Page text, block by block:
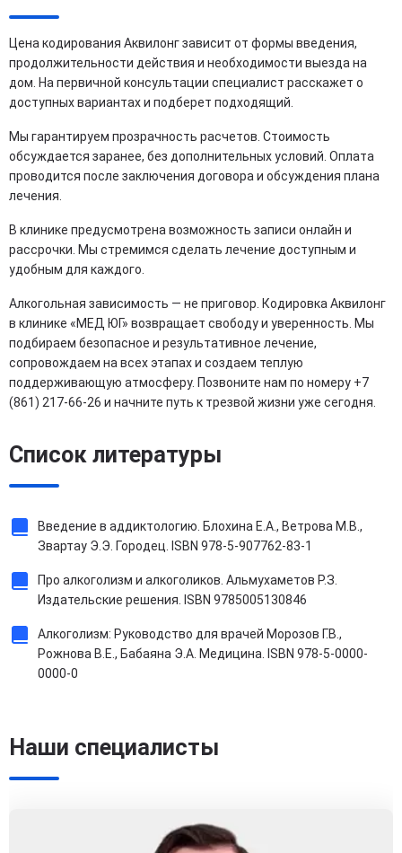
Цена кодирования Аквилонг зависит от формы введения,
продолжительности действия и необходимости выезда на
дом. На первичной консультации специалист расскажет о
доступных вариантах и подберет подходящий.
Мы гарантируем прозрачность расчетов. Стоимость
обсуждается заранее, без дополнительных условий. Оплата
проводится после заключения договора и обсуждения плана
лечения.
В клинике предусмотрена возможность записи онлайн и
рассрочки. Мы стремимся сделать лечение доступным и
удобным для каждого.
Алкогольная зависимость — не приговор. Кодировка Аквилонг
в клинике «МЕД ЮГ» возвращает свободу и уверенность. Мы
подбираем безопасное и результативное лечение,
сопровождаем на всех этапах и создаем теплую
поддерживающую атмосферу. Позвоните нам по номеру +7
(861) 217-66-26 и начните путь к трезвой жизни уже сегодня.
Список литературы
Введение в аддиктологию. Блохина Е.А., Ветрова М.В.,
Звартау Э.Э. Городец. ISBN 978-5-907762-83-1
Про алкоголизм и алкоголиков. Альмухаметов Р.З.
Издательские решения. ISBN 9785005130846
Алкоголизм: Руководство для врачей Морозов Г.В.,
Рожнова В.Е., Бабаяна Э.А. Медицина. ISBN 978-5-0000-
0000-0
Наши специалисты